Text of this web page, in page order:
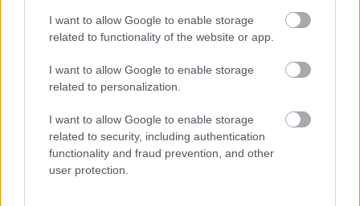
I want to allow Google to enable storage
related to functionality of the website or app.
I want to allow Google to enable storage
related to personalization.
I want to allow Google to enable storage
related to security, including authentication
functionality and fraud prevention, and other
user protection.
Η συναυλία «Παραμύθια και τραγούδια» στην Γιορτή
Λήξης των Παιδικών Κατασκηνώσεων του Δήμου